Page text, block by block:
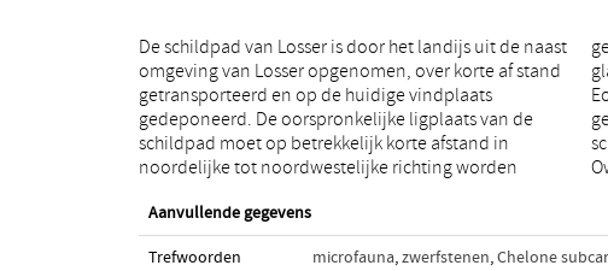
De schildpad van Losser is door het landijs uit de naast
omgeving van Losser opgenomen, over korte af stand
getransporteerd en op de huidige vindplaats
gedeponeerd. De oorspronkelijke ligplaats van de
schildpad moet op betrekkelijk korte afstand in
noordelijke tot noordwestelijke richting worden
gezocht en bevond zich in een kustnabije afzetting van
glauconitische kalkzandsteen uit het Lutetien (Boven-
Eoceen). Voor zover dit uit de enkele bewaard
gebleven fragmenten is op te maken, vertoont de
schildpad grote gelijkenis met Chelone subcarinata
Aanvullende gegevens
Trefwoorden microfauna,zwerfstenen,Chelone